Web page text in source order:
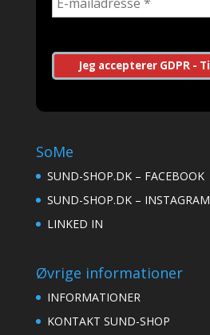
SoMe
SUND-SHOP.DK – FACEBOOK
SUND-SHOP.DK – INSTAGRAM
LINKED IN
Øvrige informationer
INFORMATIONER
KONTAKT SUND-SHOP